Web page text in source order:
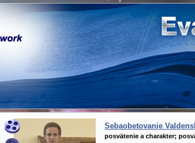
Sebaobetovanie
posvätenie a charakter;